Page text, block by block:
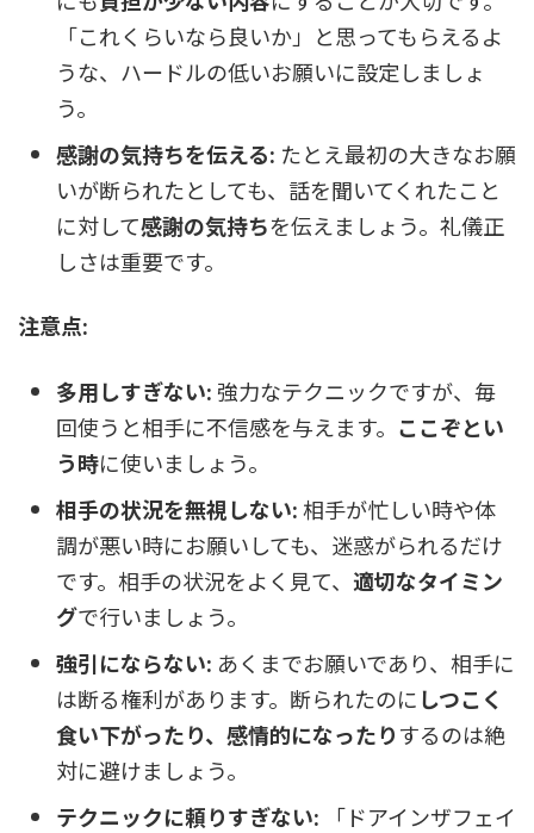
「これくらいなら良いか」と思ってもらえるよ
うな、ハードルの低いお願いに設定しましょ
う。
感謝の気持ちを伝える: たとえ最初の大きなお願
いが断られたとしても、話を聞いてくれたこと
に対して感謝の気持ちを伝えましょう。礼儀正
しさは重要です。
注意点:
多用しすぎない: 強力なテクニックですが、毎
回使うと相手に不信感を与えます。 ここぞとい
う時に使いましょう。
相手の状況を無視しない:相手が忙しい時や体
調が悪い時にお願いしても、迷惑がられるだけ
です。相手の状況をよく見て、 適切なタイミン
グで行いましょう。
強引にならない: あくまでお願いであり、相手に
は断る権利があります。断られたのにしつこく
食い下がったり、感情的になったりするのは絶
対に避けましょう。
テクニックに頼りすぎない: 「ドアインザフェイ